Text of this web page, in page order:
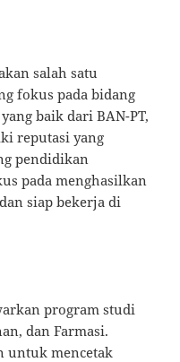
salah satu
fokus pada bidang
baik dari BAN-PT,
reputasi yang
pendidikan
pada menghasilkan
siap bekerja di
program studi
dan Farmasi.
untuk mencetak